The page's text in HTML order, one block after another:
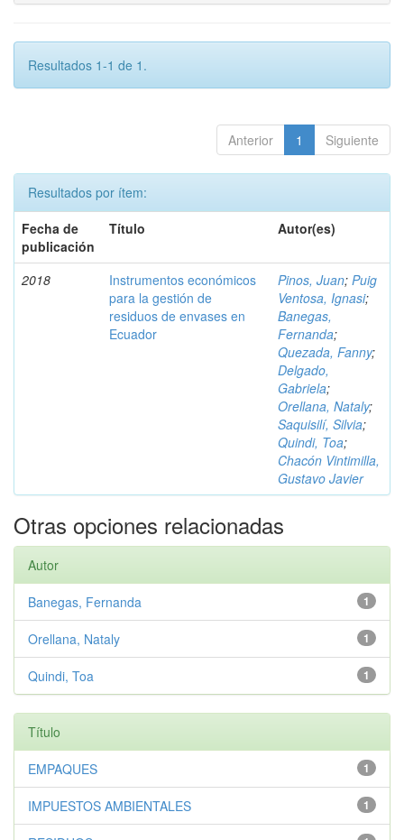
Resultados 1-1 de 1.
Anterior 1 Siguiente
Resultados por ítem:
Fecha de
publicación
Título Autor(es)
2018
Instrumentos económicos
para la gestión de
residuos de envases en
Ecuador
Pinos, Juan; Puig
Ventosa, Ignasi;
Banegas,
Fernanda;
Quezada, Fanny;
Delgado,
Gabriela;
Orellana, Nataly;
Saquisilí, Silvia;
Quindi, Toa;
Chacón Vintimilla,
Gustavo Javier
Otras opciones relacionadas
Autor
1
Banegas, Fernanda
1
Orellana, Nataly
1
Quindi, Toa
Título
1
EMPAQUES
1
IMPUESTOS AMBIENTALES